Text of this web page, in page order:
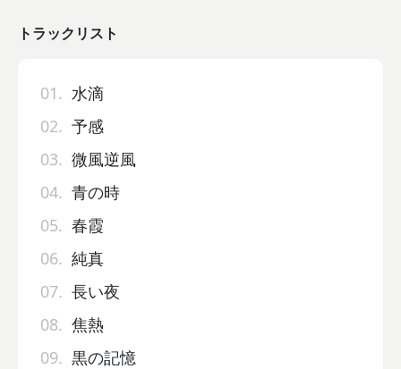
トラックリスト
01. 水滴
02. 予感
03. 微風逆風
04. 青の時
05. 春霞
06. 純真
07. 長い夜
08. 焦熱
09. 黒の記憶